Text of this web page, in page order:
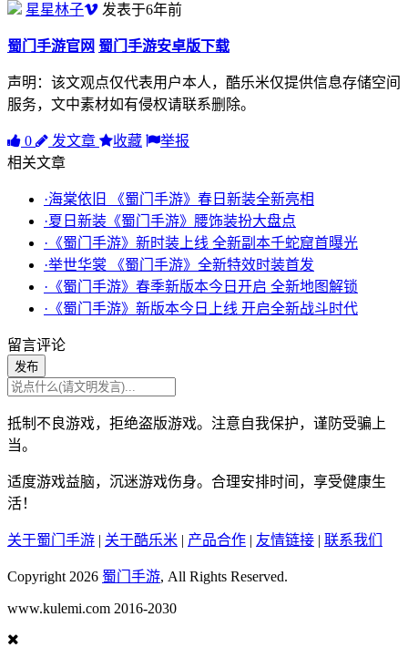
星星林子 发表于6年前
蜀门手游官网 蜀门手游安卓版下载
声明：该文观点仅代表用户本人，酷乐米仅提供信息存储空间
服务，文中素材如有侵权请联系删除。
0 发文章 收藏
举报
相关文章
·海棠依旧 《蜀门手游》春日新装全新亮相
·夏日新装《蜀门手游》腰饰装扮大盘点
·《蜀门手游》新时装上线 全新副本千蛇窟首曝光
·举世华裳 《蜀门手游》全新特效时装首发
·《蜀门手游》春季新版本今日开启 全新地图解锁
·《蜀门手游》新版本今日上线 开启全新战斗时代
留言评论
发布
抵制不良游戏，拒绝盗版游戏。注意自我保护，谨防受骗上
当。
适度游戏益脑，沉迷游戏伤身。合理安排时间，享受健康生
活！
关于蜀门手游 | 关于酷乐米 | 产品合作 | 友情链接 | 联系我们
Copyright 2026 蜀门手游, All Rights Reserved.
www.kulemi.com 2016-2030